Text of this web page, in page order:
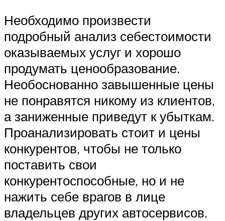
Необходимо произвести
подробный анализ себестоимости
оказываемых услуг и хорошо
продумать ценообразование.
Необоснованно завышенные цены
не понравятся никому из клиентов,
а заниженные приведут к убыткам.
Проанализировать стоит и цены
конкурентов, чтобы не только
поставить свои
конкурентоспособные, но и не
нажить себе врагов в лице
владельцев других автосервисов.